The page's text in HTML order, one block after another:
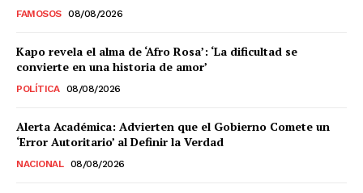
FAMOSOS 08/08/2026
Kapo revela el alma de ‘Afro Rosa’: ‘La dificultad se
convierte en una historia de amor’
POLÍTICA 08/08/2026
Alerta Académica: Advierten que el Gobierno Comete un
‘Error Autoritario’ al Definir la Verdad
NACIONAL 08/08/2026